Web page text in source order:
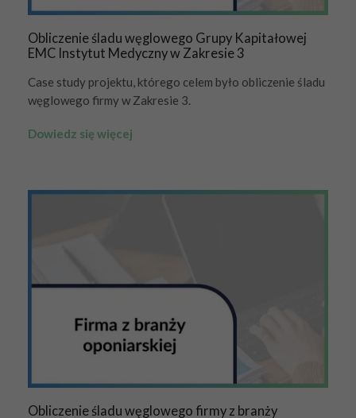
Obliczenie śladu węglowego Grupy Kapitałowej
EMC Instytut Medyczny w Zakresie 3
Case study projektu, którego celem było obliczenie śladu
węglowego firmy w Zakresie 3.
Dowiedz się więcej
Obliczenie śladu węglowego firmy z branży